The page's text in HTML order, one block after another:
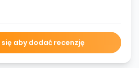
aby dodać recenzję